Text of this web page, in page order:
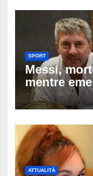
SPORT
Messi,
mentre
choc: le
fuoriclasse
ATTUALITÀ